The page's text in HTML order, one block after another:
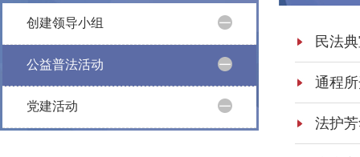
创建领导小组
公益普法活动
党建活动